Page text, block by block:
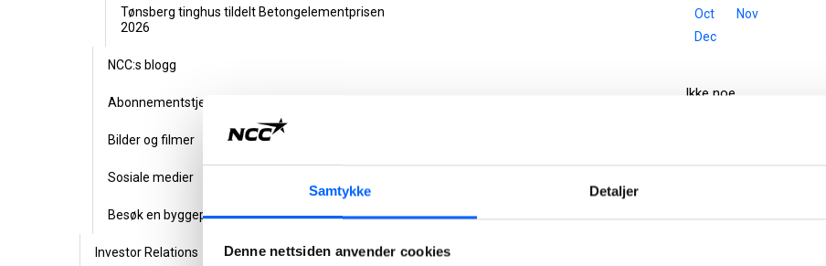
Samtykke Detaljer
Denne nettsiden anvender cookies
Tønsberg tinghus tildelt Betongelementprisen
2026
NCC:s blogg
Abonnementstjeneste
Bilder og filmer
Sosiale medier
Besøk en byggeplass
Investor Relations
Oct
Nov
Dec
Ikke noe